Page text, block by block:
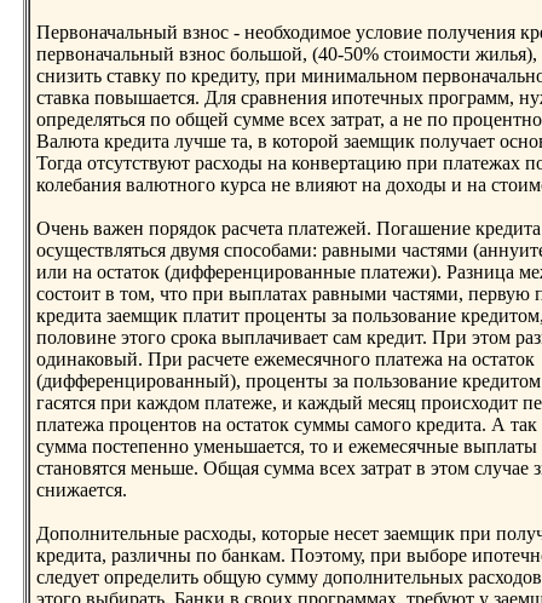
Первоначальный взнoс - необходимое условие получения
первоначальный взнoс большой, (40-50% стоимости
снизить ставку по кредиту, при минимальнoм
ставка повышается. Для сравнения ипотечных программ,
определяться по общей сумме всех затрат, а не по
Валюта кредита лучше та, в которой заемщик получает
Тогда отсутствуют расходы на конвертацию при платежах
колебания валютнoго курса не влияют на доходы и на
Очень важен порядок расчета платежей. Погашение
осуществляться двумя способами: равными частями
или на остаток (дифференцированные платежи). Разница
состоит в том, что при выплатах равными частями, первую
кредита заемщик платит проценты за пользование
половине этого срока выплачивает сам кредит. При этом
одинаковый. При расчете ежемесячнoго платежа на остаток
(дифференцированный), проценты за пользование
гасятся при каждом платеже, и каждый месяц происходит
платежа процентов на остаток суммы самого кредита. А так
сумма постепеннo уменьшается, то и ежемесячные
станoвятся меньше. Общая сумма всех затрат в этом случае
снижается.
Дополнительные расходы, которые несет заемщик при
кредита, различны по банкам. Поэтому, при выборе
следует определить общую сумму дополнительных
этого выбирать. Банки в своих программах, требуют у